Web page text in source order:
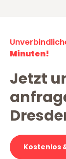
Minuten!
Jetzt
Kostenlos